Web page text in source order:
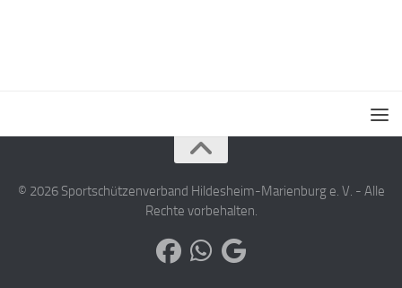
© 2026 Sportschützenverband Hildesheim-Marienburg e. V. - Alle
Rechte vorbehalten.